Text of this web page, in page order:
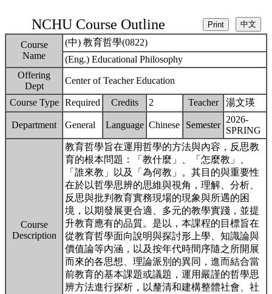
NCHU Course Outline
Course
Name
(中) 教育哲學(0822)
(Eng.) Educational Philosophy
Offering
Dept
Center of Teacher Education
Course Type Required Credits 2 Teacher 湯文瑛
Department General Language Chinese Semester
2026-
SPRING
Course
Description
教育哲學旨在運用哲學的方法與內容，反思教
育的根本問題：「教什麼」、「怎麼教」、
「誰來教」以及「為何教」。其目的與重要性
在於以哲學思辨的思維與視角，理解、分析、
反思與批判教育實務現場的現象與所遇的困
境，以期發展更合適、多元的教學實踐，並提
升教育應有的品質。是以，本課程的目標旨在
從教育哲學面向說明與探討形上學、知識論與
價值論等內涵，以及按年代時間序隨之所開展
而來的各思想、理論派別的異同，進而結合當
前教育的基本課題或議題，運用嚴謹的哲學思
辨方法進行探析，以釐清和建構整體社會、社